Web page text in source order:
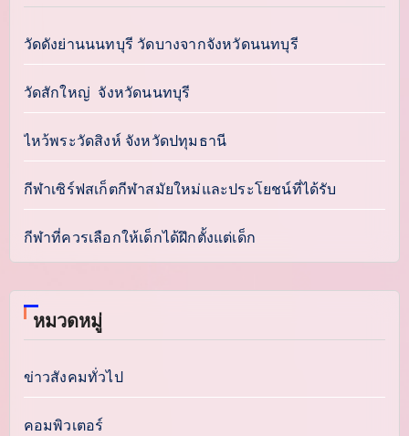
วัดดังย่านนนทบุรี วัดบางจากจังหวัดนนทบุรี
วัดสักใหญ่ จังหวัดนนทบุรี
ไหว้พระวัดสิงห์ จังหวัดปทุมธานี
กีฬาเซิร์ฟสเก็ตกีฬาสมัยใหม่และประโยชน์ที่ได้รับ
กีฬาที่ควรเลือกให้เด็กได้ฝึกตั้งแต่เด็ก
หมวดหมู่
ข่าวสังคมทั่วไป
คอมพิวเตอร์